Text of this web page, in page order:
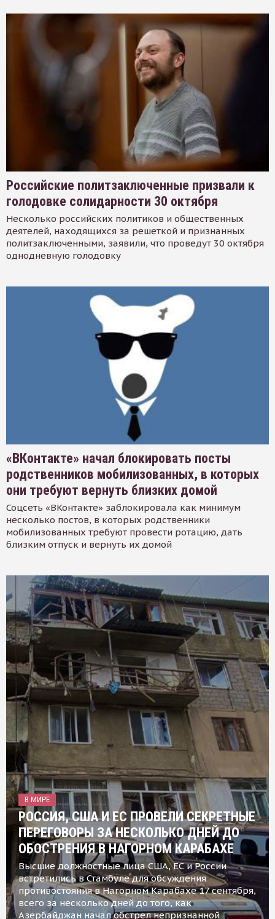
Российские политзаключенные призвали к
голодовке солидарности 30 октября
Несколько российских политиков и общественных
деятелей, находящихся за решеткой и признанных
политзаключенными, заявили, что проведут 30 октября
однодневную голодовку
«ВКонтакте» начал блокировать посты
родственников мобилизованных, в которых
они требуют вернуть близких домой
Соцсеть «ВКонтакте» заблокировала как минимум
несколько постов, в которых родственники
мобилизованных требуют провести ротацию, дать
близким отпуск и вернуть их домой
В МИРЕ
РОССИЯ, США И ЕС ПРОВЕЛИ СЕКРЕТНЫЕ
ПЕРЕГОВОРЫ ЗА НЕСКОЛЬКО ДНЕЙ ДО
ОБОСТРЕНИЯ В НАГОРНОМ КАРАБАХЕ
Высшие должностные лица США, ЕС и России
встретились в Стамбуле для обсуждения
противостояния в Нагорном Карабахе 17 сентября,
всего за несколько дней до того, как
Азербайджан начал обстрел непризнанной